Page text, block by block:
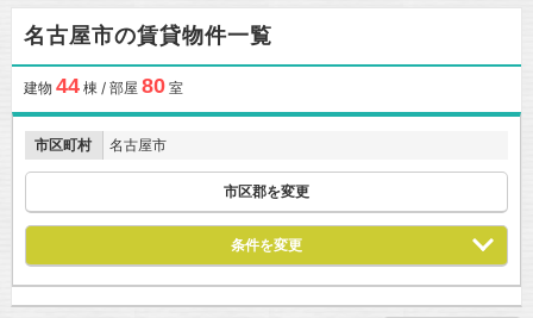
名古屋市の賃貸物件一覧
建物 44棟 / 部屋 80室
市区町村 名古屋市
市区郡を変更
条件を変更